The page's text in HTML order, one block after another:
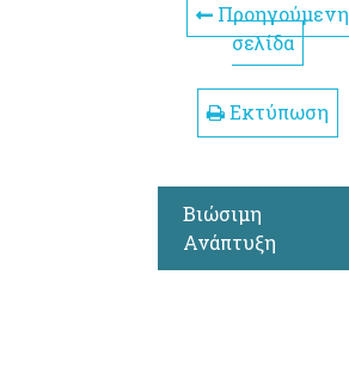
Προηγούμενη
σελίδα
Εκτύπωση
Βιώσιμη
Ανάπτυξη